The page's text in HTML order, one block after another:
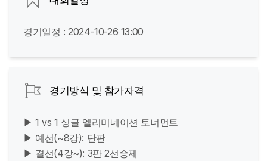
경기일정 : 2024-10-26 13:00
경기방식 및 참가자격
▶ 1 vs 1 싱글 엘리미네이션 토너먼트
▶ 예선(~8강): 단판
▶ 결선(4강~): 3판 2선승제